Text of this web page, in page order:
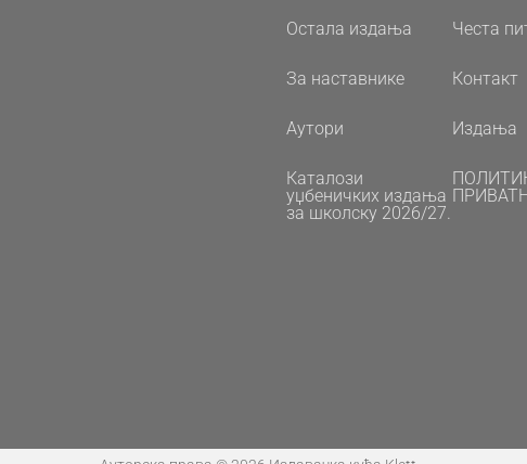
Остала издања Честа
За наставнике Контакт
Аутори Издања
Каталози
уџбеничких издања
за школску 2026/27.